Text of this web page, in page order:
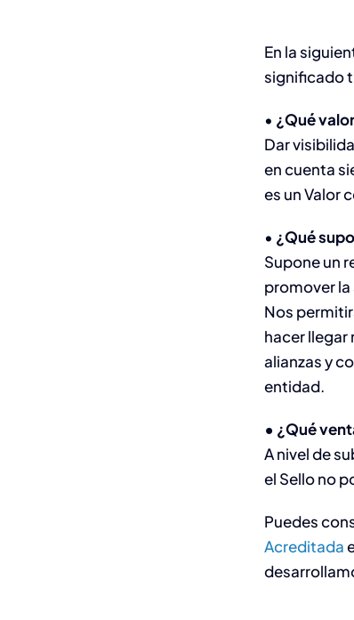
En la
significado
• ¿Qué
Dar
en cuenta
es un Valor
• ¿Qué
Supone un
promover
Nos
hacer llegar
alianzas y
entidad.
• ¿Qué
A nivel de
el Sello no
Puedes
Acreditada